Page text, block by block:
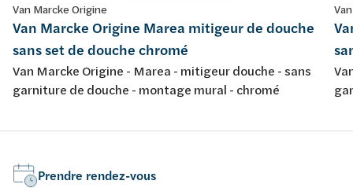
Van Marcke Origine
Van Marcke Origine Marea mitigeur de douche
sans set de douche chromé
Van Marcke Origine - Marea - mitigeur douche - sans
garniture de douche - montage mural - chromé
Prendre rendez-vous